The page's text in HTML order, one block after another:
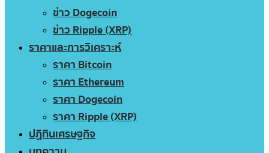
ข่าว Dogecoin
ข่าว Ripple (XRP)
ราคาและการวิเคราะห์
ราคา Bitcoin
ราคา Ethereum
ราคา Dogecoin
ราคา Ripple (XRP)
ปฏิทินเศรษฐกิจ